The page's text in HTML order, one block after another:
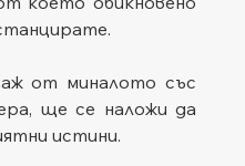
от миналото със
ще се наложи да
истини.